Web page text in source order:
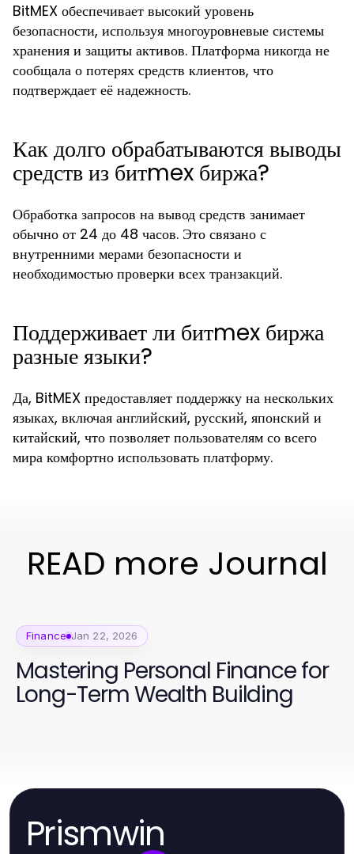
BitMEX обеспечивает высокий уровень
безопасности, используя многоуровневые системы
хранения и защиты активов. Платформа никогда не
сообщала о потерях средств клиентов, что
подтверждает её надежность.
Как долго обрабатываются выводы
средств из битmex биржа?
Обработка запросов на вывод средств занимает
обычно от 24 до 48 часов. Это связано с
внутренними мерами безопасности и
необходимостью проверки всех транзакций.
Поддерживает ли битmex биржа
разные языки?
Да, BitMEX предоставляет поддержку на нескольких
языках, включая английский, русский, японский и
китайский, что позволяет пользователям со всего
мира комфортно использовать платформу.
READ more Journal
Finance Jan 22, 2026
Mastering Personal Finance for
Long-Term Wealth Building
Prismwin